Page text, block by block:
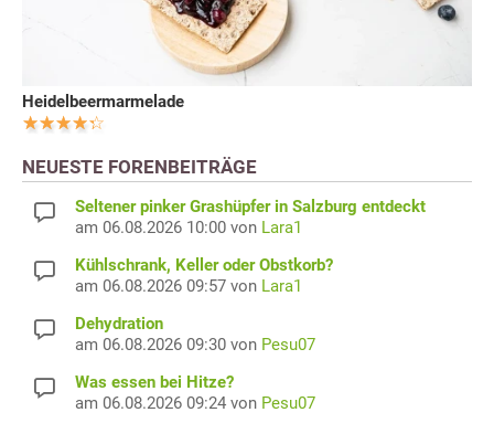
Heidelbeermarmelade
NEUESTE FORENBEITRÄGE
Seltener pinker Grashüpfer in Salzburg entdeckt
am 06.08.2026 10:00 von Lara1
Kühlschrank, Keller oder Obstkorb?
am 06.08.2026 09:57 von Lara1
Dehydration
am 06.08.2026 09:30 von Pesu07
Was essen bei Hitze?
am 06.08.2026 09:24 von Pesu07